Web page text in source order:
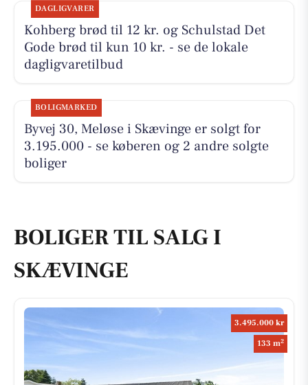
DAGLIGVARER
Kohberg brød til 12 kr. og Schulstad Det
Gode brød til kun 10 kr. - se de lokale
dagligvaretilbud
BOLIGMARKED
Byvej 30, Meløse i Skævinge er solgt for
3.195.000 - se køberen og 2 andre solgte
boliger
BOLIGER TIL SALG I
SKÆVINGE
3.495.000 kr
133 m2